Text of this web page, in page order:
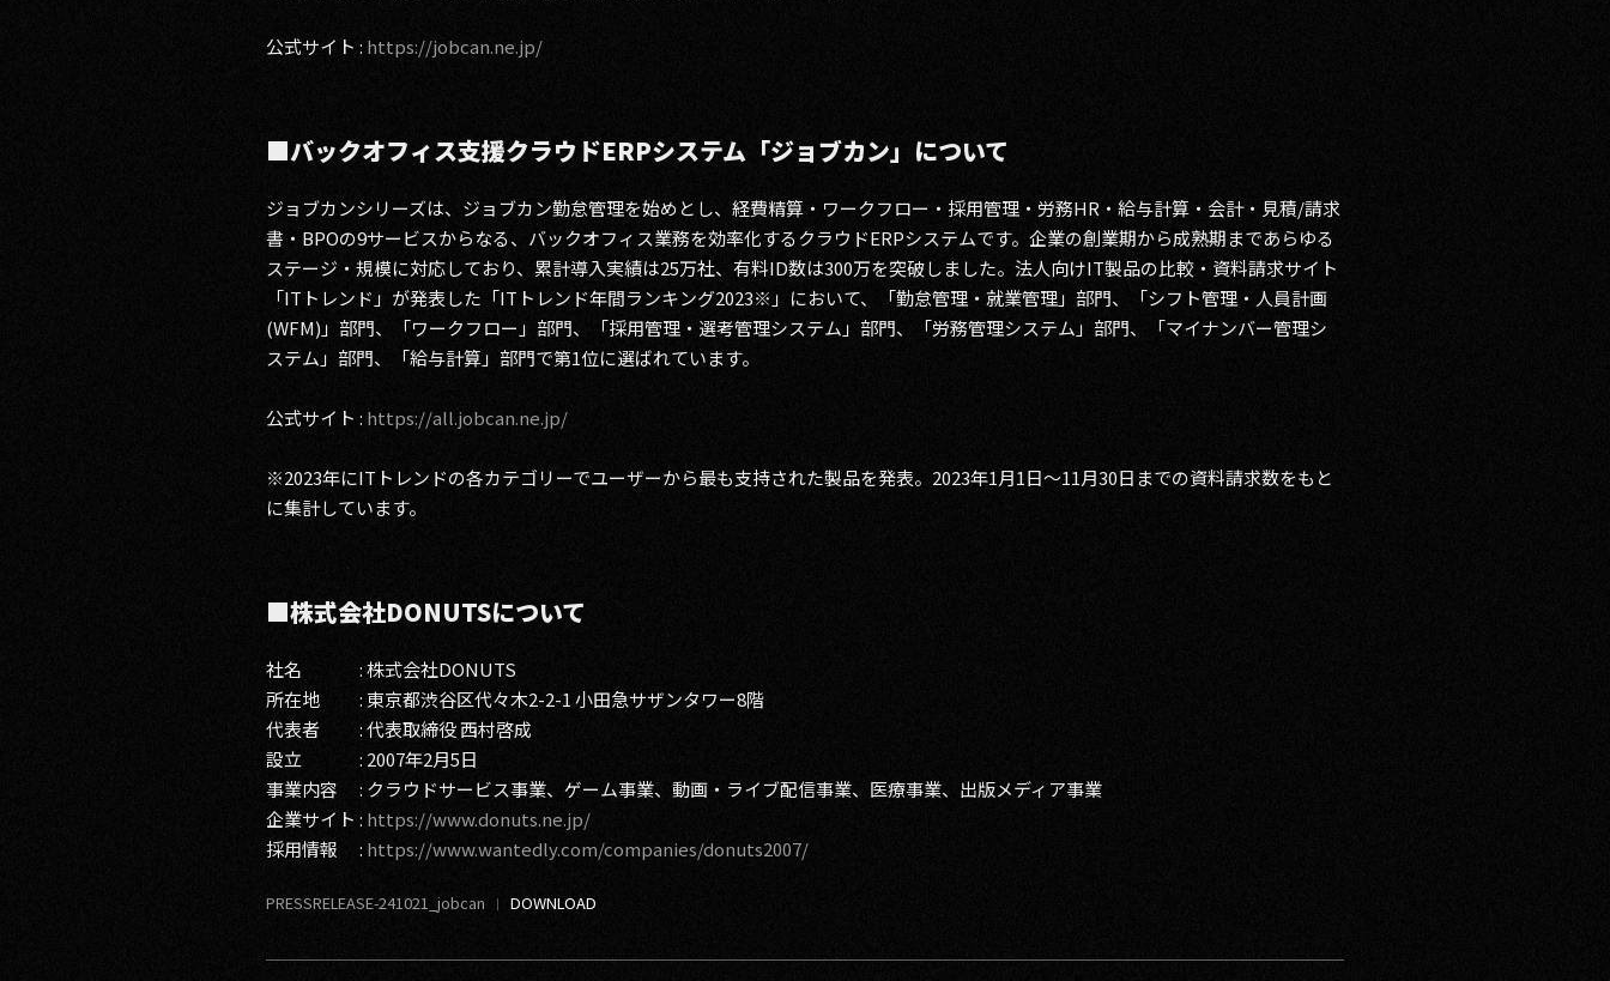
公式サイト : https://jobcan.ne.jp/
■バックオフィス支援クラウドERPシステム「ジョブカン」について
ジョブカンシリーズは、ジョブカン勤怠管理を始めとし、経費精算・ワークフロー・採用管理・労務HR・給与計算・会計・見積/請求
書・BPOの9サービスからなる、バックオフィス業務を効率化するクラウドERPシステムです。企業の創業期から成熟期まであらゆる
ステージ・規模に対応しており、累計導入実績は25万社、有料ID数は300万を突破しました。法人向けIT製品の比較・資料請求サイト
「ITトレンド」が発表した「ITトレンド年間ランキング2023※」において、「勤怠管理・就業管理」部門、「シフト管理・人員計画
(WFM)」部門、「ワークフロー」部門、「採用管理・選考管理システム」部門、「労務管理システム」部門、「マイナンバー管理シ
ステム」部門、「給与計算」部門で第1位に選ばれています。
公式サイト : https://all.jobcan.ne.jp/
※2023年にITトレンドの各カテゴリーでユーザーから最も支持された製品を発表。2023年1月1日～11月30日までの資料請求数をもと
に集計しています。
■株式会社DONUTSについて
社名 : 株式会社DONUTS
所在地 : 東京都渋谷区代々木2-2-1 小田急サザンタワー8階
代表者 : 代表取締役 西村啓成
設立 : 2007年2月5日
事業内容 : クラウドサービス事業、ゲーム事業、動画・ライブ配信事業、医療事業、出版メディア事業
企業サイト : https://www.donuts.ne.jp/
採用情報 : https://www.wantedly.com/companies/donuts2007/
PRESSRELEASE-241021_jobcan